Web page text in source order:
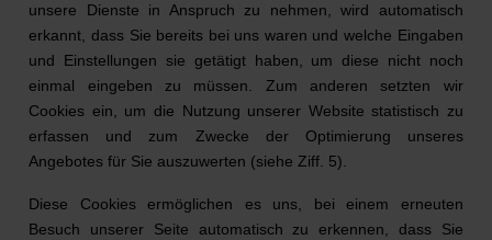
unsere Dienste in Anspruch zu nehmen, wird automatisch
erkannt, dass Sie bereits bei uns waren und welche Eingaben
und Einstellungen sie getätigt haben, um diese nicht noch
einmal eingeben zu müssen. Zum anderen setzten wir
Cookies ein, um die Nutzung unserer Website statistisch zu
erfassen und zum Zwecke der Optimierung unseres
Angebotes für Sie auszuwerten (siehe Ziff. 5).
Diese Cookies ermöglichen es uns, bei einem erneuten
Besuch unserer Seite automatisch zu erkennen, dass Sie